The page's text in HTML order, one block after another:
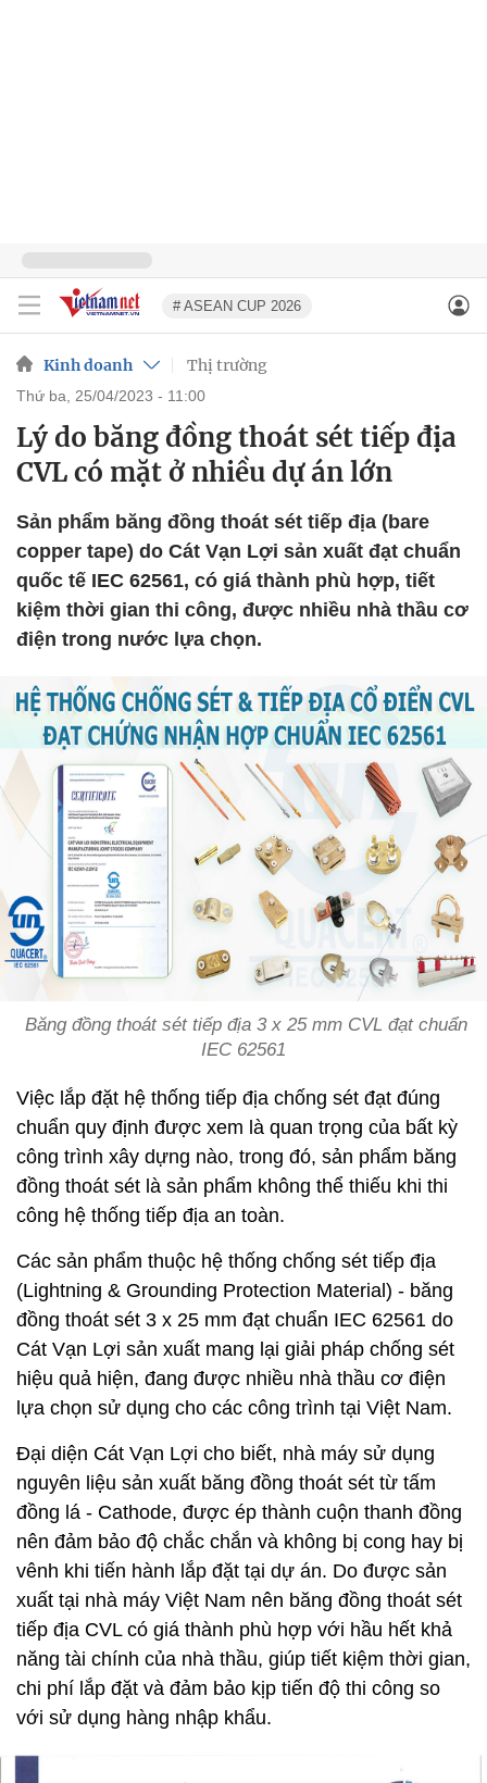
# ASEAN CUP 2026
Kinh doanh Thị trường
thứ ba, 25/04/2023 - 11:00
Lý do băng đồng thoát sét tiếp địa
CVL có mặt ở nhiều dự án lớn
Sản phẩm băng đồng thoát sét tiếp địa (bare
copper tape) do Cát Vạn Lợi sản xuất đạt chuẩn
quốc tế IEC 62561, có giá thành phù hợp, tiết
kiệm thời gian thi công, được nhiều nhà thầu cơ
điện trong nước lựa chọn.
Băng đồng thoát sét tiếp địa 3 x 25 mm CVL đạt chuẩn
IEC 62561
Việc lắp đặt hệ thống tiếp địa chống sét đạt đúng
chuẩn quy định được xem là quan trọng của bất kỳ
công trình xây dựng nào, trong đó, sản phẩm băng
đồng thoát sét là sản phẩm không thể thiếu khi thi
công hệ thống tiếp địa an toàn.
Các sản phẩm thuộc hệ thống chống sét tiếp địa
(Lightning & Grounding Protection Material) - băng
đồng thoát sét 3 x 25 mm đạt chuẩn IEC 62561 do
Cát Vạn Lợi sản xuất mang lại giải pháp chống sét
hiệu quả hiện, đang được nhiều nhà thầu cơ điện
lựa chọn sử dụng cho các công trình tại Việt Nam.
Đại diện Cát Vạn Lợi cho biết, nhà máy sử dụng
nguyên liệu sản xuất băng đồng thoát sét từ tấm
đồng lá - Cathode, được ép thành cuộn thanh đồng
nên đảm bảo độ chắc chắn và không bị cong hay bị
vênh khi tiến hành lắp đặt tại dự án. Do được sản
xuất tại nhà máy Việt Nam nên băng đồng thoát sét
tiếp địa CVL có giá thành phù hợp với hầu hết khả
năng tài chính của nhà thầu, giúp tiết kiệm thời gian,
chi phí lắp đặt và đảm bảo kịp tiến độ thi công so
với sử dụng hàng nhập khẩu.